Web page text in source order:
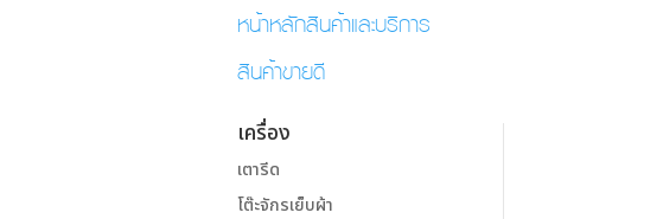
หน้าหลักสินค้าและบริการ
สินค้าขายดี
เครื่อง
เตารีด
โต๊ะจักรเย็บผ้า